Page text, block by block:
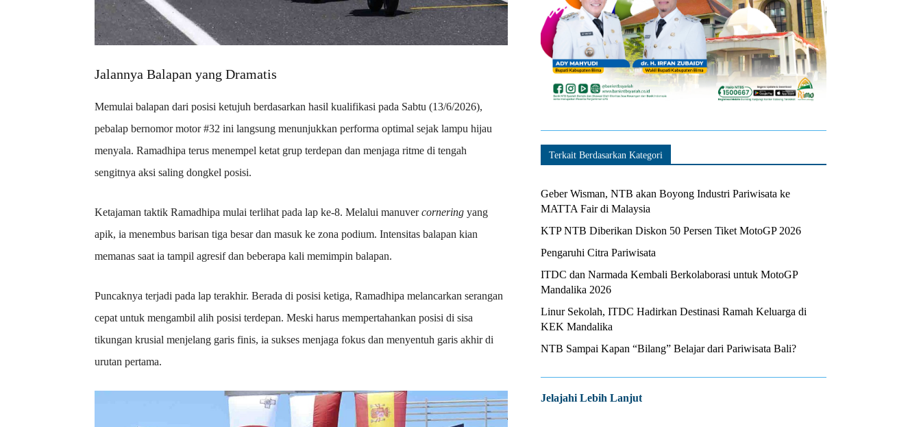
Jalannya Balapan yang Dramatis
Memulai balapan dari posisi ketujuh berdasarkan hasil kualifikasi pada Sabtu (13/6/2026),
pebalap bernomor motor #32 ini langsung menunjukkan performa optimal sejak lampu hijau
menyala. Ramadhipa terus menempel ketat grup terdepan dan menjaga ritme di tengah
sengitnya aksi saling dongkel posisi.
Ketajaman taktik Ramadhipa mulai terlihat pada lap ke-8. Melalui manuvercornering yang
apik, ia menembus barisan tiga besar dan masuk ke zona podium. Intensitas balapan kian
memanas saat ia tampil agresif dan beberapa kali memimpin balapan.
Puncaknya terjadi pada lap terakhir. Berada di posisi ketiga, Ramadhipa melancarkan serangan
cepat untuk mengambil alih posisi terdepan. Meski harus mempertahankan posisi di sisa
tikungan krusial menjelang garis finis, ia sukses menjaga fokus dan menyentuh garis akhir di
urutan pertama.
Terkait Berdasarkan Kategori
Geber Wisman, NTB akan Boyong Industri Pariwisata ke
MATTA Fair di Malaysia
KTP NTB Diberikan Diskon 50 Persen Tiket MotoGP 2026
Pengaruhi Citra Pariwisata
ITDC dan Narmada Kembali Berkolaborasi untuk MotoGP
Mandalika 2026
Linur Sekolah, ITDC Hadirkan Destinasi Ramah Keluarga di
KEK Mandalika
NTB Sampai Kapan “Bilang” Belajar dari Pariwisata Bali?
Jelajahi Lebih Lanjut